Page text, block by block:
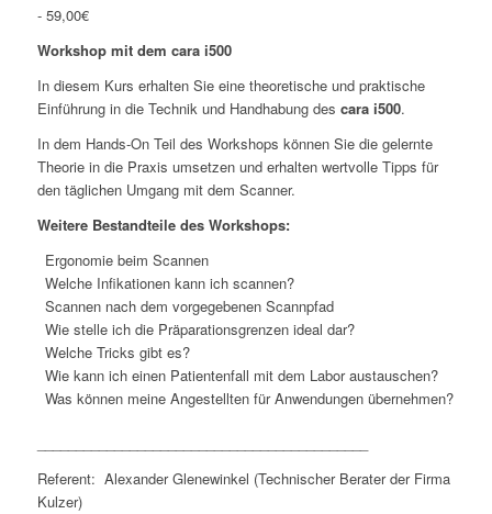
- 59,00€
Workshop mit dem cara i500
In diesem Kurs erhalten Sie eine theoretische und praktische
Einführung in die Technik und Handhabung des cara i500.
In dem Hands-On Teil des Workshops können Sie die gelernte
Theorie in die Praxis umsetzen und erhalten wertvolle Tipps für
den täglichen Umgang mit dem Scanner.
Weitere Bestandteile des Workshops:
Ergonomie beim Scannen
Welche Infikationen kann ich scannen?
Scannen nach dem vorgegebenen Scannpfad
Wie stelle ich die Präparationsgrenzen ideal dar?
Welche Tricks gibt es?
Wie kann ich einen Patientenfall mit dem Labor austauschen?
Was können meine Angestellten für Anwendungen übernehmen?
Referent: Alexander Glenewinkel (Technischer Berater der Firma
Kulzer)